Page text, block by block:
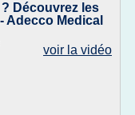
Découvrez les
Adecco Medical
voir la vidéo